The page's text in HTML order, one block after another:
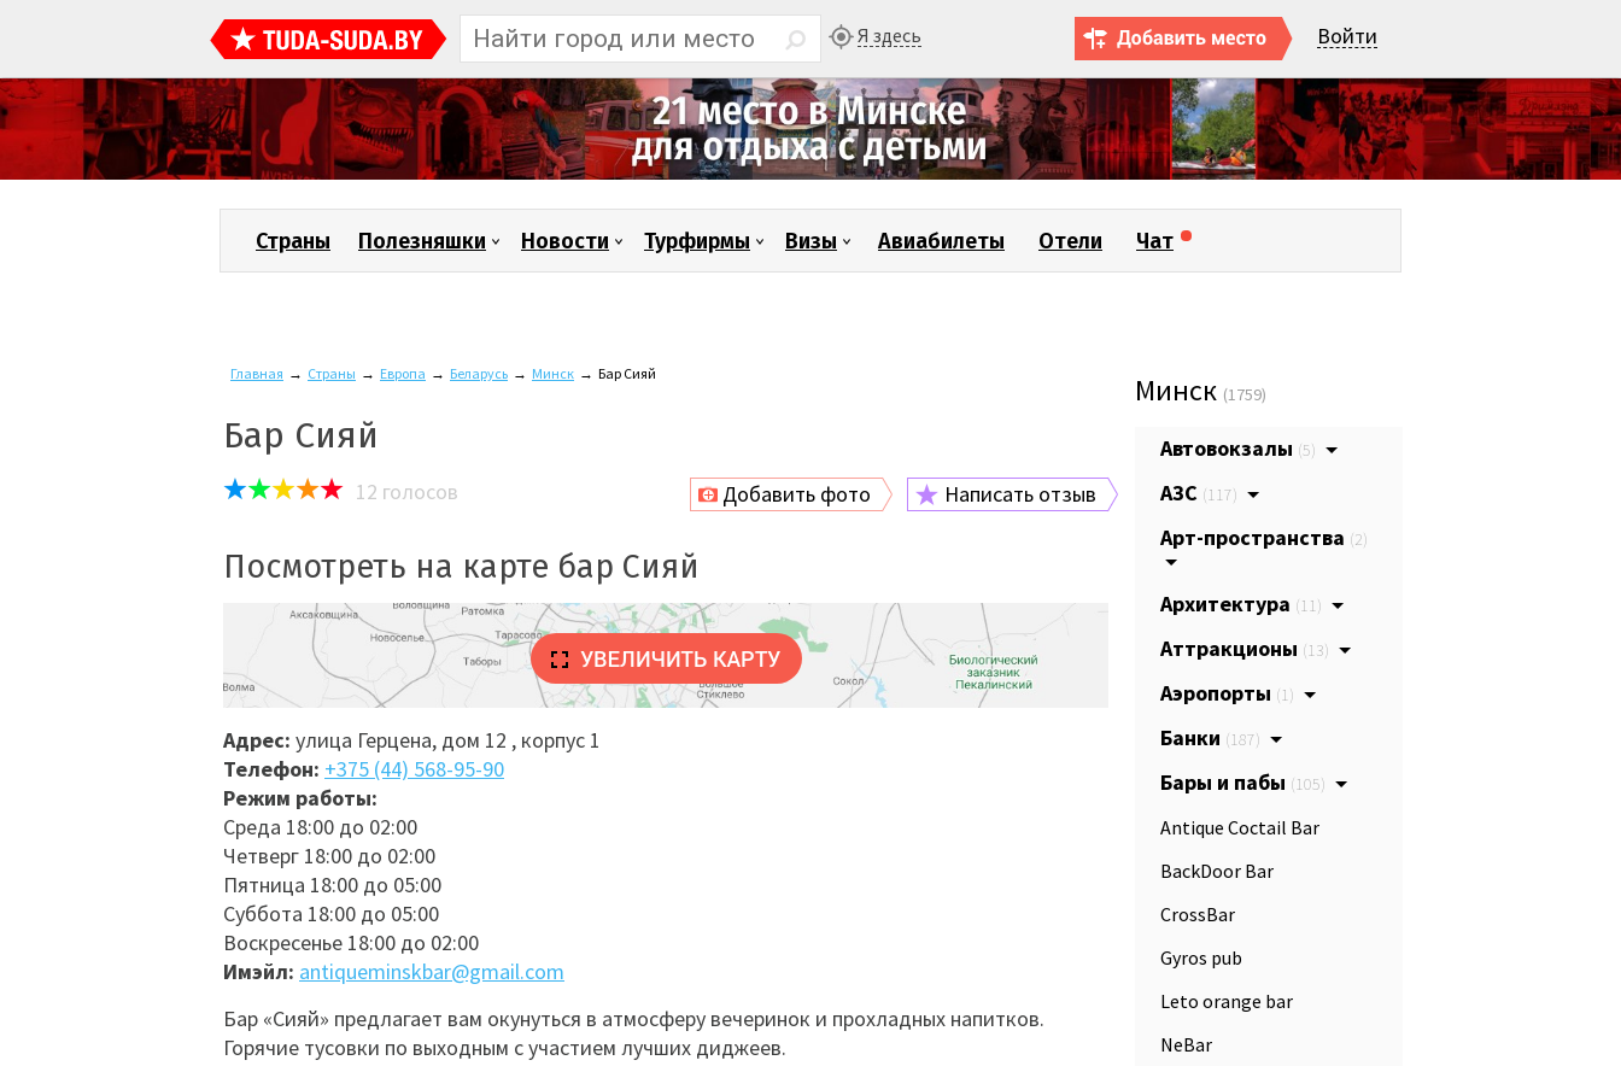
Я здесь Войти
Страны Полезняшки Новости Турфирмы Визы Авиабилеты Отели Чат
Главная → Страны → Европа → Беларусь → Минск → Бар Сияй
Бар Сияй
12 голосов Добавить фото Написать отзыв
Посмотреть на карте бар Сияй
Адрес: улица Герцена, дом 12 , корпус 1
Телефон: +375 (44) 568-95-90
Режим работы:
Среда 18:00 до 02:00
Четверг 18:00 до 02:00
Пятница 18:00 до 05:00
Суббота 18:00 до 05:00
Воскресенье 18:00 до 02:00
Имэйл: antiqueminskbar@gmail.com
Бар «Сияй» предлагает вам окунуться в атмосферу вечеринок и прохладных напитков.
Горячие тусовки по выходным с участием лучших диджеев.
Минск (1759)
Автовокзалы (5)
АЗС (117)
Арт-пространства (2)
Архитектура (11)
Аттракционы (13)
Аэропорты (1)
Банки (187)
Бары и пабы (105)
Antique Coctail Bar
BackDoor Bar
CrossBar
Gyros pub
Leto orange bar
NeBar